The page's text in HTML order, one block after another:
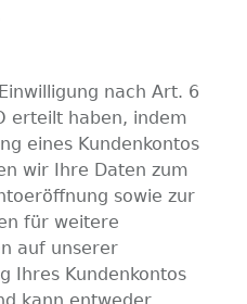
nach Art. 6
erteilt haben, indem
eines Kundenkontos
wir Ihre Daten zum
sowie zur
für weitere
auf unserer
Ihres Kundenkontos